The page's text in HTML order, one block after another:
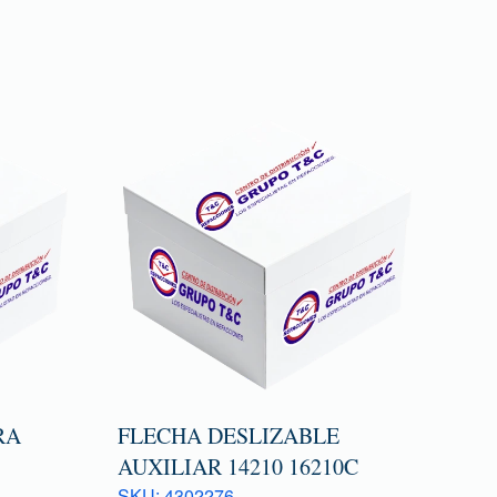
FLECHA DESLIZABLE
AUXILIAR 14210 16210C